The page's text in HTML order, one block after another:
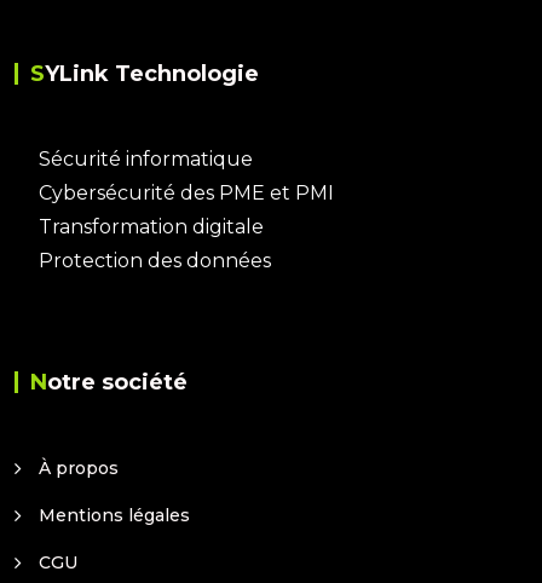
SYLink Technologie
Sécurité informatique
Cybersécurité des PME et PMI
Transformation digitale
Protection des données
Notre société
À propos
Mentions légales
CGU